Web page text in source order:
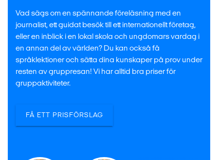
Vad sägs om en spännande föreläsning med en
journalist, ett guidat besök till ett internationellt företag,
eller en inblick i en lokal skola och ungdomars vardag i
en annan del av världen? Du kan också få
språklektioner och sätta dina kunskaper på prov under
resten av gruppresan! Vi har alltid bra priser för
gruppaktiviteter.
FÅ ETT PRISFÖRSLAG